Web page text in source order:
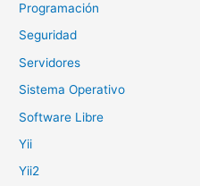
Programación
Seguridad
Servidores
Sistema Operativo
Software Libre
Yii
Yii2